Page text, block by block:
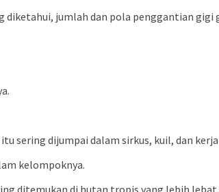
jumlah dan pola penggantian gigi
sering dijumpai dalam sirkus, kuil, dan
kelompoknya.